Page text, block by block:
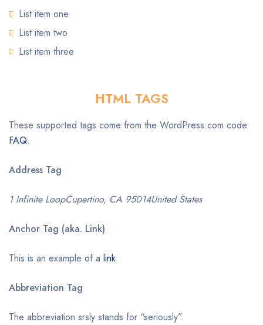
List item one
List item two
List item three
HTML TAGS
These supported tags come from the WordPress.com code
FAQ.
Address Tag
1 Infinite LoopCupertino, CA 95014United States
Anchor Tag (aka. Link)
This is an example of a link.
Abbreviation Tag
The abbreviation srsly stands for “seriously”.